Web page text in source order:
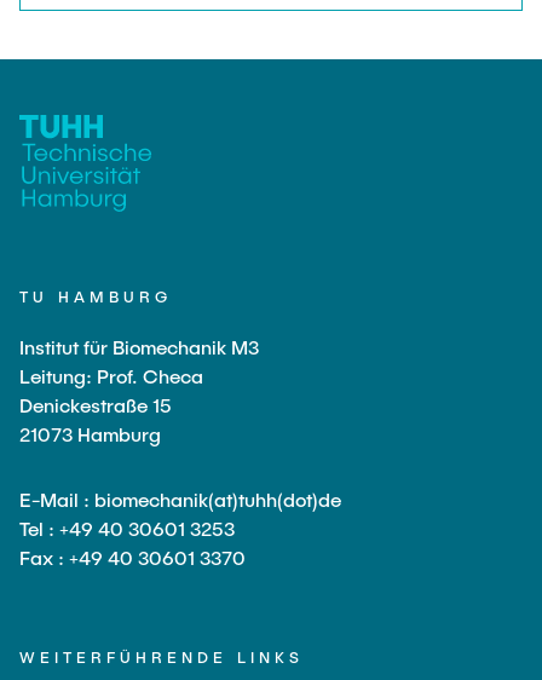
TU HAMBURG
Institut für Biomechanik M3
Leitung: Prof. Checa
Denickestraße 15
21073 Hamburg
E-Mail : biomechanik(at)tuhh(dot)de
Tel : +49 40 30601 3253
Fax : +49 40 30601 3370
WEITERFÜHRENDE LINKS